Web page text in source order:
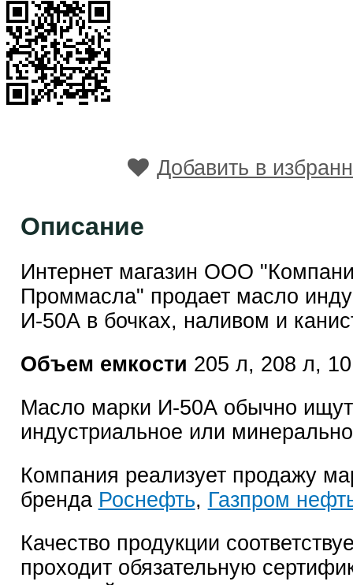
Добавить в
Описание
Интернет магазин ООО
Проммасла" продает масло
И-50А в бочках, наливом и
Объем емкости 205 л, 208 л,
Масло марки И-50А обычно ищут
индустриальное или
Компания реализует продажу
бренда Роснефть, Газпром
Качество продукции
проходит обязательную